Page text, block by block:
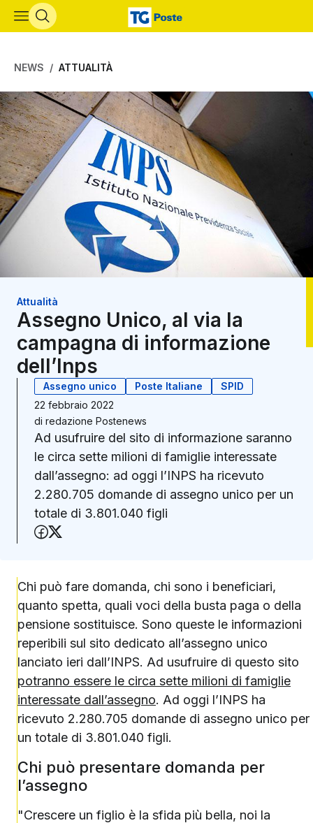
Vai al contenuto principale
NEWS ATTUALITÀ
Attualità
Assegno Unico, al via la
campagna di informazione
dell’Inps
Assegno unico Poste Italiane
SPID
22 febbraio 2022
di redazione Postenews
Ad usufruire del sito di informazione saranno
le circa sette milioni di famiglie interessate
dall’assegno: ad oggi l’INPS ha ricevuto
2.280.705 domande di assegno unico per un
totale di 3.801.040 figli
Condividi su Facebook
Chi può fare domanda, chi sono i beneficiari,
quanto spetta, quali voci della busta paga o della
pensione sostituisce. Sono queste le informazioni
reperibili sul sito dedicato all’assegno unico
lanciato ieri dall’INPS. Ad usufruire di questo sito
potranno essere le circa sette milioni di famiglie
interessate dall’assegno. Ad oggi l’INPS ha
ricevuto 2.280.705 domande di assegno unico per
un totale di 3.801.040 figli.
Chi può presentare domanda per
l’assegno
"Crescere un figlio è la sfida più bella, noi la